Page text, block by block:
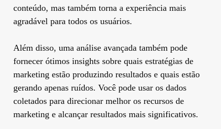
conteúdo, mas também torna a experiência mais
agradável para todos os usuários.
Além disso, uma análise avançada também pode
fornecer ótimos insights sobre quais estratégias de
marketing estão produzindo resultados e quais estão
gerando apenas ruídos. Você pode usar os dados
coletados para direcionar melhor os recursos de
marketing e alcançar resultados mais significativos.